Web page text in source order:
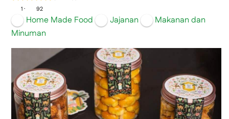
1· 92
Home Made Food Jajanan
Makanan dan
Minuman